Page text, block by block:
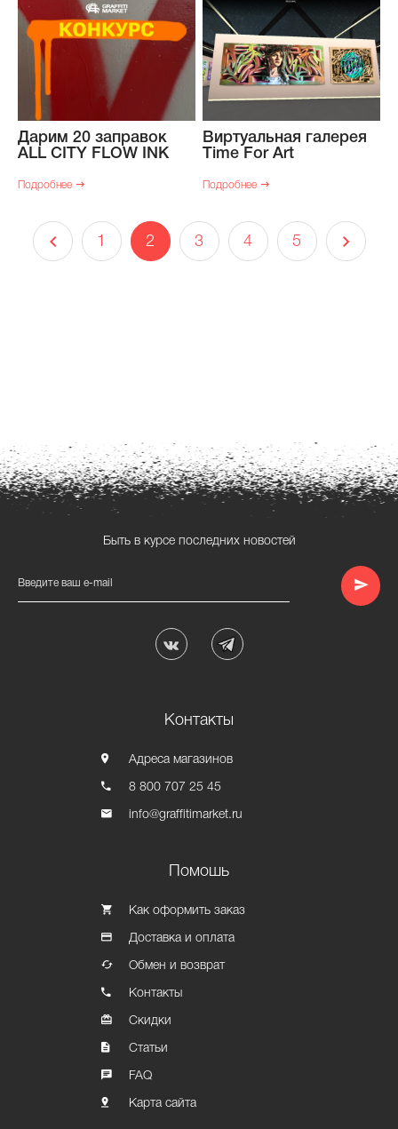
Дарим 20 заправок
ALL CITY FLOW INK
Подробнее
Виртуальная галерея
Time For Art
Подробнее
1 2 3 4 5
Быть в курсе последних новостей
Введите ваш e-mail
Контакты
Адреса магазинов
8 800 707 25 45
info@graffitimarket.ru
Помошь
Как оформить заказ
Доставка и оплата
Обмен и возврат
Контакты
Скидки
Статьи
FAQ
Карта сайта